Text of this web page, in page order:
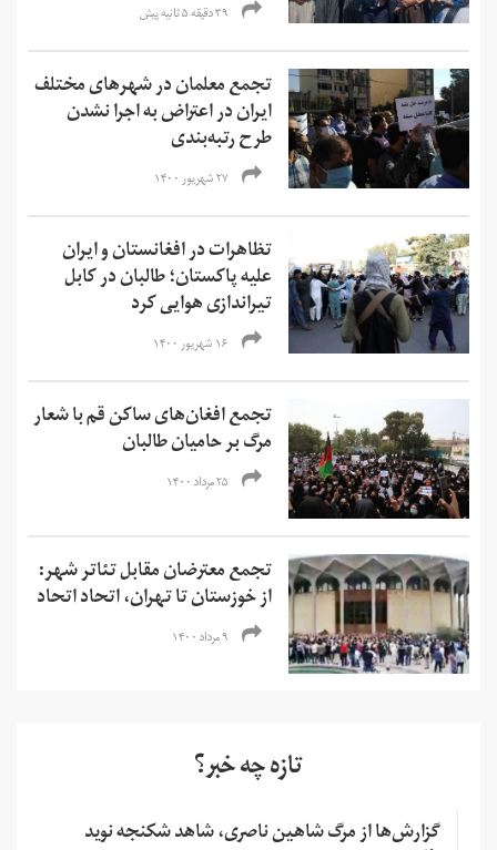
۳۹ دقیقه ۵ ثانیه پیش
تجمع معلمان در شهرهای مختلف
ایران در اعتراض به اجرا نشدن
طرح رتبه‌بندی
۲۷ شهریور ۱۴۰۰
تظاهرات در افغانستان و ایران
علیه پاکستان؛ طالبان در کابل
تیراندازی هوایی کرد
۱۶ شهریور ۱۴۰۰
تجمع‌ افغان‌های ساکن قم با شعار
مرگ بر حامیان طالبان
۲۵ مرداد ۱۴۰۰
تجمع معترضان مقابل تئاتر شهر:
از خوزستان تا تهران، اتحاد اتحاد
۹ مرداد ۱۴۰۰
تازه چه خبر؟
گزارش‌ها از مرگ شاهین ناصری، شاهد شکنجه نوید